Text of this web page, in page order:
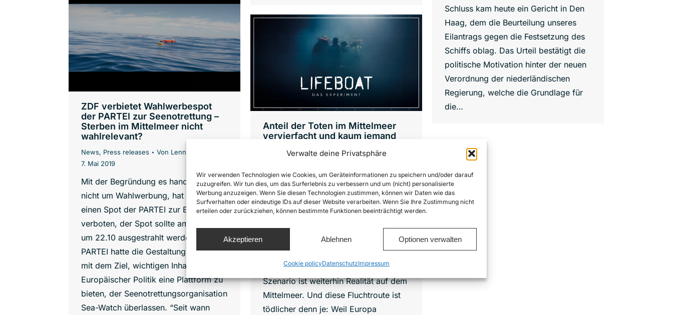
Verwalte deine Privatsphäre
Wir verwenden Technologien wie Cookies, um Geräteinformationen zu speichern und/oder darauf
zuzugreifen. Wir tun dies, um das Surferlebnis zu verbessern und um (nicht) personalisierte
Werbung anzuzeigen. Wenn Sie diesen Technologien zustimmen, können wir Daten wie das
Surfverhalten oder eindeutige IDs auf dieser Website verarbeiten. Wenn Sie Ihre Zustimmung nicht
erteilen oder zurückziehen, können bestimmte Funktionen beeinträchtigt werden.
Akzeptieren Ablehnen Optionen verwalten
Cookie policyDatenschutzImpressum
Schluss kam heute ein Gericht in Den
Haag, dem die Beurteilung unseres
Eilantrags gegen die Festsetzung des
Schiffs oblag. Das Urteil bestätigt die
politische Motivation hinter der neuen
Verordnung der niederländischen
Regierung, welche die Grundlage für
die…
ZDF verbietet Wahlwerbespot
der PARTEI zur Seenotrettung –
Sterben im Mittelmeer nicht
wahlrelevant?
News, Press releases Von Lennart Diesen
7. Mai 2019
Mit der Begründung es handele sich
nicht um Wahlwerbung, hat das ZDF
einen Spot der PARTEI zur Europawahl
verboten, der Spot sollte am Mittwoch
um 22.10 ausgestrahlt werden. Die
PARTEI hatte die Gestaltung des Spots
mit dem Ziel, wichtigen Inhalten
Europäischer Politik eine Plattform zu
bieten, der Seenotrettungsorganisation
Sea-Watch überlassen. “Seit wann
Anteil der Toten im Mittelmeer
vervierfacht und kaum jemand
Experiment“ macht die Tortur der
News,Press releases VonLennart Diesen
25. April 2019
Ein mit Menschen überfülltes
Wasser, tagelang, viele Insassen sind
seekrank und wissen nicht, wie lange
die Tortur andauern wird. Dieses
Szenario ist weiterhin Realität auf dem
Mittelmeer. Und diese Fluchtroute ist
tödlicher denn je: Weil Europa